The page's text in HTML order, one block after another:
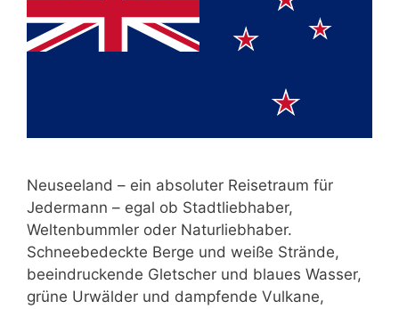
Neuseeland – ein absoluter Reisetraum für
Jedermann – egal ob Stadtliebhaber,
Weltenbummler oder Naturliebhaber.
Schneebedeckte Berge und weiße Strände,
beeindruckende Gletscher und blaues Wasser,
grüne Urwälder und dampfende Vulkane,